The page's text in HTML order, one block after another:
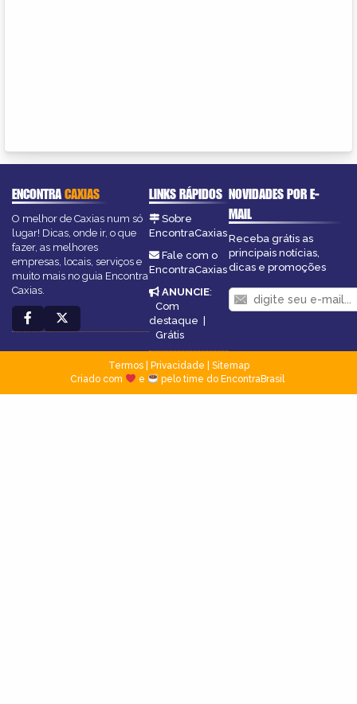
ENCONTRACAXIAS
O melhor de Caxias num só
lugar! Dicas, onde ir, o que
fazer, as melhores
empresas, locais, serviços e
muito mais no guia Encontra
Caxias.
LINKS RÁPIDOS
Sobre
EncontraCaxias
Fale com o
EncontraCaxias
ANUNCIE:
Com
destaque
Grátis
NOVIDADES POR E-
MAIL
Receba grátis as
principais notícias,
dicas e promoções
Termos| Privacidade
Sitemap
Criado com
e pelo time do EncontraBrasil